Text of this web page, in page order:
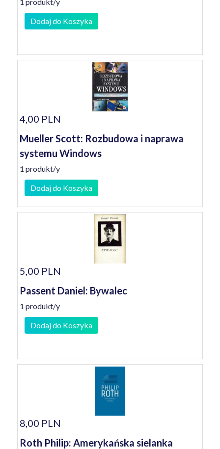
Dodaj do Koszyka
4,00 PLN
Mueller Scott: Rozbudowa i naprawa
systemu Windows
1 produkt/y
Dodaj do Koszyka
5,00 PLN
Passent Daniel: Bywalec
1 produkt/y
Dodaj do Koszyka
8,00 PLN
Roth Philip: Amerykańska sielanka